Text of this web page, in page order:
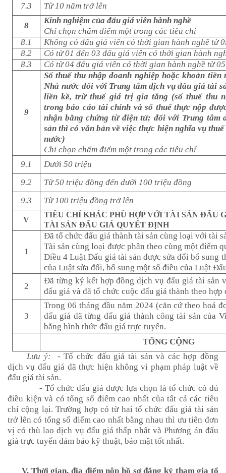
7.3
Từ 10 năm trở lên
8
Kinh nghiệm của đấu giá viên hành nghề
Chỉ chọn chấm điểm một trong các tiêu chí
8.1
Không có đấu giá viên có thời gian hành nghề từ
8.2
Có từ 01 đến 03 đấu giá viên có thời gian hành
8.3
Có từ 04 đấu giá viên có thời gian hành nghề từ
9
Số thuế thu nhập doanh nghiệp hoặc khoản tiền
Nhà nước đối với Trung tâm dịch vụ đấu giá tài
liền kề, trừ thuế giá trị gia tăng (số thuế thu
trong báo cáo tài chính và số thuế thực nộp
nhận bằng chứng từ điện tử; đối với Trung tâm
sản thì có văn bản về việc thực hiện nghĩa vụ
nước)
Chỉ chọn chấm điểm một trong các tiêu chí
9.1
Dưới 50 triệu
9.2
Từ 50 triệu đồng đến dưới 100 triệu đồng
9.3
Từ 100 triệu đồng trở lên
V
TIÊU CHÍ KHÁC PHÙ HỢP VỚI TÀI SẢN ĐẤU
TÀI SẢN ĐẤU GIÁ QUYẾT ĐỊNH
1
Đã tổ chức đấu giá thành tài sản cùng loại với tài
Tài sản cùng loại được phân theo cùng một điểm
Điều 4 Luật Đấu giá tài sản được sửa đổi bổ sung
của Luật sửa đổi, bổ sung một số điều của Luật
2
Đã từng ký kết hợp đồng dịch vụ đấu giá tài sản
đấu giá và đã tổ chức cuộc đấu giá thành theo hợp
3
Trong 06 tháng đầu năm 2024 (căn cứ theo hoá
đấu giá đã từng đấu giá thành công tài sản của
bằng hình thức đấu giá trực tuyến.
TỔNG CỘNG
Lưu ý:
- Tổ chức đấu giá tài sản và các hợp đồng
dịch vụ đấu giá đã thực hiện không vi phạm pháp luật về
đấu giá tài sản.
- Tổ chức đấu giá được lựa chọn là tổ chức có đủ
điều kiện và có tổng số điểm cao nhất của tất cả các tiêu
chí cộng lại. Trường hợp có từ hai tổ chức đấu giá tài sản
trở lên có tổng số điểm cao nhất bằng nhau thì ưu tiên đơn
vị có thù lao dịch vụ đấu giá thấp nhấtvà Phương án đấu
giá trực tuyến đảm bảo kỹ thuật, bảo mật tốt nhất.
V. Thời gian, địa điểm nộp hồ sơ đăng ký tham gia tổ